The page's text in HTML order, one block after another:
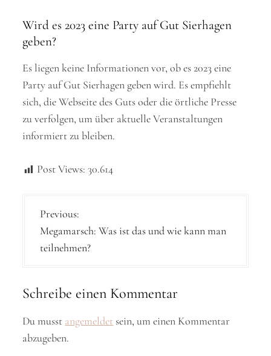
Wird es 2023 eine Party auf Gut Sierhagen
geben?
Es liegen keine Informationen vor, ob es 2023 eine
Party auf Gut Sierhagen geben wird. Es empfiehlt
sich, die Webseite des Guts oder die örtliche Presse
zu verfolgen, um über aktuelle Veranstaltungen
informiert zu bleiben.
Post Views: 30.614
B
e
i
r
a
g
Previous:
Megamarsch: Was ist das und wie kann man
teilnehmen?
Schreibe einen Kommentar
Du musst angemeldet sein, um einen Kommentar
abzugeben.